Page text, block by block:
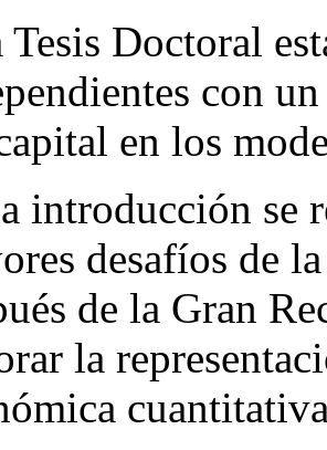
Tesis Doctoral
con
en los
introducción se
desafíos de
de la Gran
la